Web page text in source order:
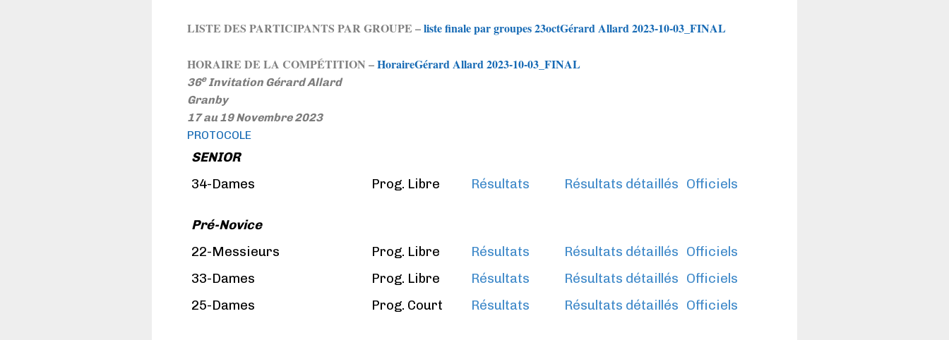
LISTE DES PARTICIPANTS PAR GROUPE –liste finale par groupes 23octGérard Allard 2023-10-03_FINAL
HORAIRE DE LA COMPÉTITION –HoraireGérard Allard 2023-10-03_FINAL
36eInvitation Gérard Allard
Granby
17 au 19 Novembre 2023
PROTOCOLE
SENIOR
34-Dames
Prog. Libre Résultats Résultats détaillés Officiels
Pré-Novice
22-Messieurs
Prog. Libre Résultats Résultats détaillés Officiels
33-Dames
Prog. Libre Résultats Résultats détaillés Officiels
25-Dames
Prog. Court Résultats Résultats détaillés Officiels